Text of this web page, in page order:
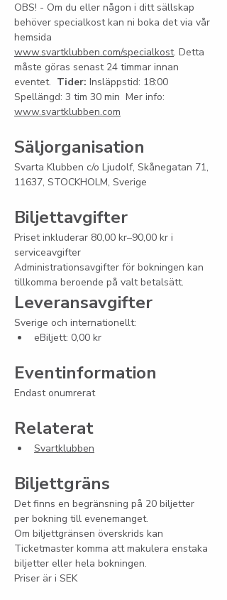
OBS! - Om du eller någon i ditt sällskap
behöver specialkost kan ni boka det via vår
hemsida
www.svartklubben.com/specialkost. Detta
måste göras senast 24 timmar innan
eventet. Tider: Insläppstid: 18:00
Spellängd: 3 tim 30 min  Mer info:
www.svartklubben.com
Säljorganisation
Svarta Klubben c/o Ljudolf, Skånegatan 71,
11637, STOCKHOLM, Sverige
Biljettavgifter
Priset inkluderar 80,00 kr–90,00 kr i
serviceavgifter
Administrationsavgifter för bokningen kan
tillkomma beroende på valt betalsätt.
Leveransavgifter
Sverige och internationellt:
eBiljett: 0,00 kr
Eventinformation
Endast onumrerat
Relaterat
Svartklubben
Biljettgräns
Det finns en begränsning på 20 biljetter
per bokning till evenemanget.
Om biljettgränsen överskrids kan
Ticketmaster komma att makulera enstaka
biljetter eller hela bokningen.
Priser är i SEK